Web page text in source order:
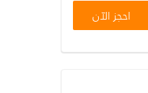
احجز الآن